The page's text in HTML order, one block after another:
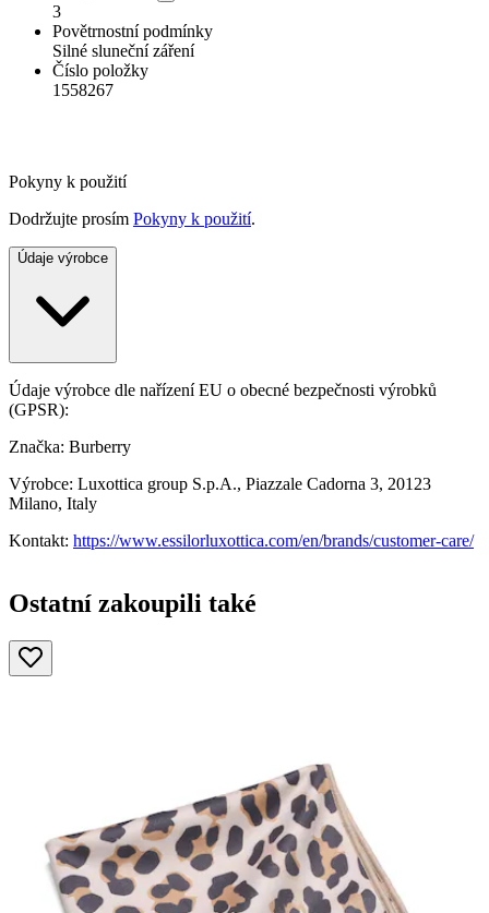
3
Povětrnostní podmínky
Silné sluneční záření
Číslo položky
1558267
Pokyny k použití
Dodržujte prosím Pokyny k použití.
Údaje výrobce
Údaje výrobce dle nařízení EU o obecné bezpečnosti výrobků
(GPSR):
Značka: Burberry
Výrobce: Luxottica group S.p.A., Piazzale Cadorna 3, 20123
Milano, Italy
Kontakt: https://www.essilorluxottica.com/en/brands/customer-care/
Ostatní zakoupili také